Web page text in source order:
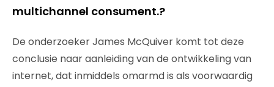
multichannel consument.?
De onderzoeker James McQuiver komt tot deze
conclusie naar aanleiding van de ontwikkeling van
internet, dat inmiddels omarmd is als voorwaardig